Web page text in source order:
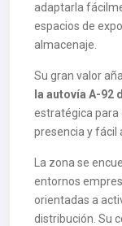
adaptarla
espacios de
almacenaje.
Su gran valor
la autovía A-92
estratégica para
presencia y fácil
La zona se
entornos
orientadas a
distribución. Su